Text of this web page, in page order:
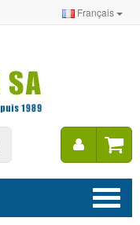
Français
Mon